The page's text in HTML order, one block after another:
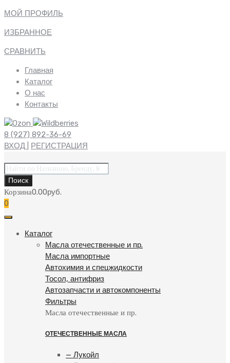
МОЙ ПРОФИЛЬ
ИЗБРАННОЕ
СРАВНИТЬ
Главная
Каталог
О нас
Контакты
8 (927) 892-36-69
ВХОД
РЕГИСТРАЦИЯ
Поиск
товаров
Поиск
Корзина0.00руб.
0
Каталог
Масла отечественные и пр.
Масла импортные
Автохимия и спецжидкости
Тосол, антифриз
Автозапчасти и автокомпоненты
Фильтры
Масла отечественные и пр.
ОТЕЧЕСТВЕННЫЕ МАСЛА
— Лукойл